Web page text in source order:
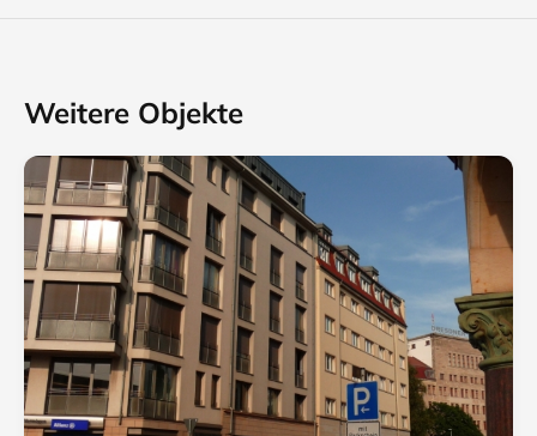
Weitere Objekte